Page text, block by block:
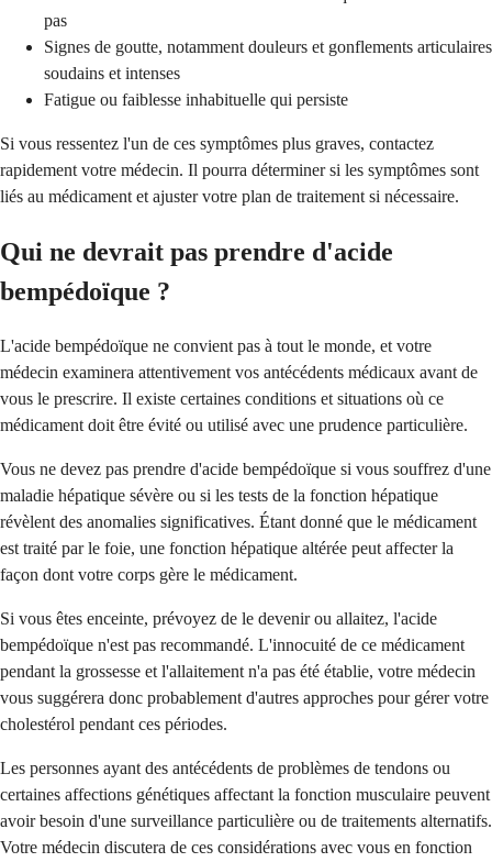
pas
Signes de goutte, notamment douleurs et gonflements articulaires
soudains et intenses
Fatigue ou faiblesse inhabituelle qui persiste
Si vous ressentez l'un de ces symptômes plus graves, contactez
rapidement votre médecin. Il pourra déterminer si les symptômes sont
liés au médicament et ajuster votre plan de traitement si nécessaire.
Qui ne devrait pas prendre d'acide
bempédoïque ?
L'acide bempédoïque ne convient pas à tout le monde, et votre
médecin examinera attentivement vos antécédents médicaux avant de
vous le prescrire. Il existe certaines conditions et situations où ce
médicament doit être évité ou utilisé avec une prudence particulière.
Vous ne devez pas prendre d'acide bempédoïque si vous souffrez d'une
maladie hépatique sévère ou si les tests de la fonction hépatique
révèlent des anomalies significatives. Étant donné que le médicament
est traité par le foie, une fonction hépatique altérée peut affecter la
façon dont votre corps gère le médicament.
Si vous êtes enceinte, prévoyez de le devenir ou allaitez, l'acide
bempédoïque n'est pas recommandé. L'innocuité de ce médicament
pendant la grossesse et l'allaitement n'a pas été établie, votre médecin
vous suggérera donc probablement d'autres approches pour gérer votre
cholestérol pendant ces périodes.
Les personnes ayant des antécédents de problèmes de tendons ou
certaines affections génétiques affectant la fonction musculaire peuvent
avoir besoin d'une surveillance particulière ou de traitements alternatifs.
Votre médecin discutera de ces considérations avec vous en fonction